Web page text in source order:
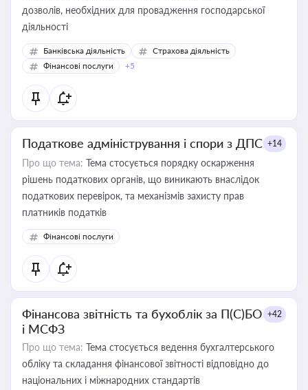
дозволів, необхідних для провадження господарської
діяльності
Банківська діяльність
Страхова діяльність
Фінансові послуги
+5
Податкове адміністрування і спори з ДПС +14
Про що тема: Тема стосується порядку оскарження
рішень податкових органів, що виникають внаслідок
податкових перевірок, та механізмів захисту прав
платників податків
Фінансові послуги
Фінансова звітність та бухоблік за П(С)БО
і МСФЗ
+42
Про що тема: Тема стосується ведення бухгалтерського
обліку та складання фінансової звітності відповідно до
національних і міжнародних стандартів